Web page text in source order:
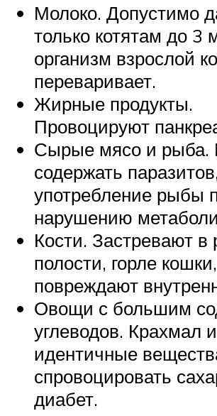
Молоко. Допустимо
только котятам до 3
организм взрослой
переваривает.
Жирные продукты.
Провоцируют
Сырые мясо и рыба.
содержать
употребление рыбы
нарушению
Кости. Застревают в
полости, горле кошки,
повреждают
Овощи с большим
углеводов. Крахмал и
идентичные
спровоцировать
диабет.